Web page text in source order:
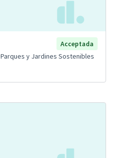
Acceptada
Parques y Jardines Sostenibles